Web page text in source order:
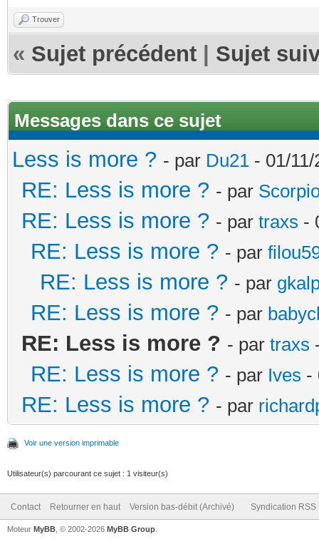
Trouver
« Sujet précédent Sujet
Messages dans ce sujet
Less is more ? - par Du21 - 01/
RE: Less is more ? - par
RE: Less is more ? - par traxs -
RE: Less is more ? - par
RE: Less is more ? - par
RE: Less is more ? - par
RE: Less is more ? - par traxs
RE: Less is more ? - par Ives -
RE: Less is more ? - par
Voir une version imprimable
Utilisateur(s) parcourant ce sujet : 1 visiteur(s)
Contact Retourner en haut Version bas-débit (Archivé) Syndication RSS
Moteur MyBB , © 2002-2026 MyBB Group